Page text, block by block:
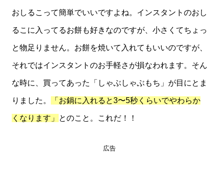
おしるこって簡単でいいですよね。インスタントのおし
るこに入ってるお餅も好きなのですが、小さくてちょっ
と物足りません。お餅を焼いて入れてもいいのですが、
それではインスタントのお手軽さが損なわれます。そん
な時に、買ってあった「しゃぶしゃぶもち」が目にとま
りました。 「お鍋に入れると3〜5秒くらいでやわらか
くなります」 とのこと。これだ！！
広告